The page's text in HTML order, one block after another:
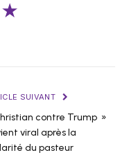
SUIVANT
contre Trump »
viral après la
du pasteur